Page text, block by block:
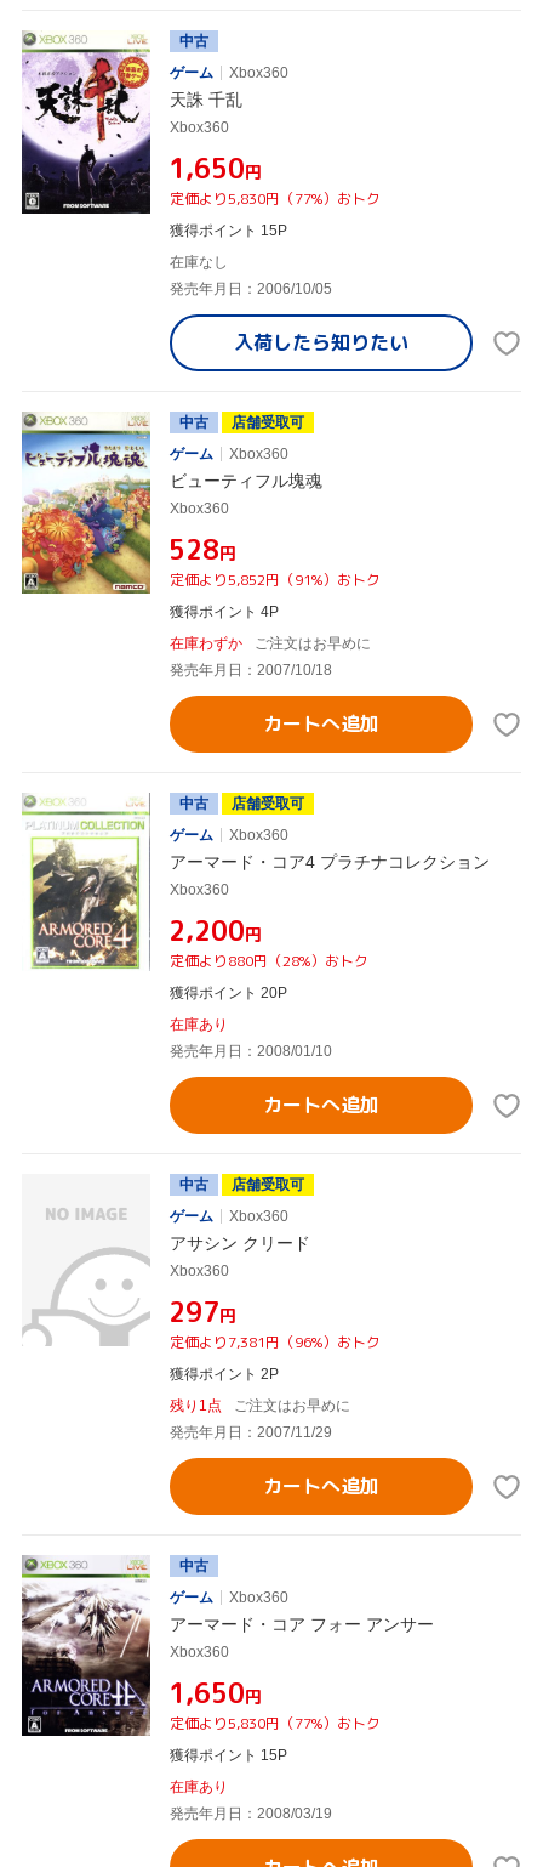
中古
ゲーム
Xbox360
天誅 千乱
Xbox360
¥1,650円
定価より5,830円（77%）おトク
獲得ポイント 15P
在庫なし
発売年月日：2006/10/05
入荷したら知りたい
中古
店舗受取可
ゲーム
Xbox360
ビューティフル塊魂
Xbox360
¥528円
定価より5,852円（91%）おトク
獲得ポイント 4P
在庫わずか
ご注文はお早めに
発売年月日：2007/10/18
カートへ追加
中古
店舗受取可
ゲーム
Xbox360
アーマード・コア4 プラチナコレクション
Xbox360
¥2,200円
定価より880円（28%）おトク
獲得ポイント 20P
在庫あり
発売年月日：2008/01/10
カートへ追加
中古
店舗受取可
ゲーム
Xbox360
アサシン クリード
Xbox360
¥297円
定価より7,381円（96%）おトク
獲得ポイント 2P
残り1点
ご注文はお早めに
発売年月日：2007/11/29
カートへ追加
中古
ゲーム
Xbox360
アーマード・コア フォー アンサー
Xbox360
¥1,650円
定価より5,830円（77%）おトク
獲得ポイント 15P
在庫あり
発売年月日：2008/03/19